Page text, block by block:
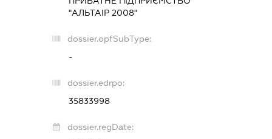
"АЛЬТАІР 2008"
dossier.opfSubType:
-
dossier.edrpo:
35833998
dossier.regDate: